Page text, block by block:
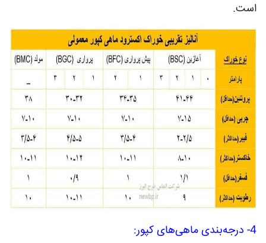
است.
4- درجه‌بندی ماهی‌های کپور: